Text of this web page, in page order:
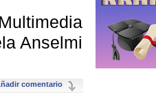
Anselmi
comentario